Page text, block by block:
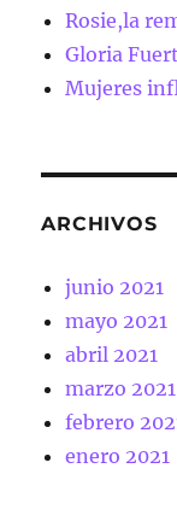
Rosie,la
Gloria
Mujeres
ARCHIVOS
junio 2021
mayo 2021
abril 2021
marzo 2021
febrero
enero 2021